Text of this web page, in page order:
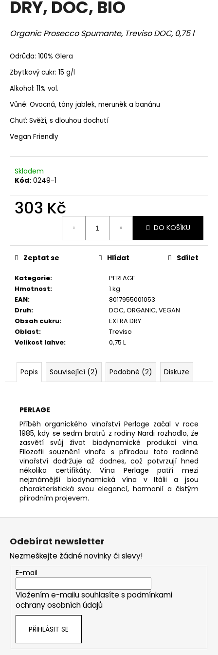
DRY, DOC, BIO
Organic Prosecco Spumante, Treviso DOC, 0,75 l
Odrůda: 100% Glera
Zbytkový cukr: 15 g/l
Alkohol: 11% vol.
Vůně: Ovocná, tóny jablek, meruněk a banánu
Chuť: Svěží, s dlouhou dochutí
Vegan Friendly
Skladem
Kód: 0249-1
303 Kč
DO KOŠÍKU
Kategorie:
PERLAGE
Hmotnost:
1 kg
EAN:
8017955001053
Druh: DOC, ORGANIC, VEGAN
Obsah cukru:
EXTRA DRY
Oblast:
Treviso
Velikost lahve: 0,75 L
Zeptat se Hlídat Sdílet
Popis Související (2) Podobné (2) Diskuze
PERLAGE
Příběh organického vinařství Perlage začal v roce
1985, kdy se sedm bratrů z rodiny Nardi rozhodlo, že
zasvětí svůj život biodynamické produkci vína.
Filozofii souznění vinaře s přírodou toto rodinné
vinařství dodržuje až dodnes, což potvrzují hned
několika certifikáty. Vína Perlage patří mezi
nejznámější biodynamická vína v Itálii a jsou
charakteristická svou elegancí, harmonií a čistým
přírodním projevem.
a
í
t
?
D
o
p
r
u
e
m
e
STOPPER
NA
ŠUMIVÁ
VÍNA
145
Kč
Z
Odebírat newsletter
Nezmeškejte žádné novinky či slevy!
E-mail
Vložením e-mailu souhlasíte s podmínkami
ochrany osobních údajů
PŘIHLÁSIT SE